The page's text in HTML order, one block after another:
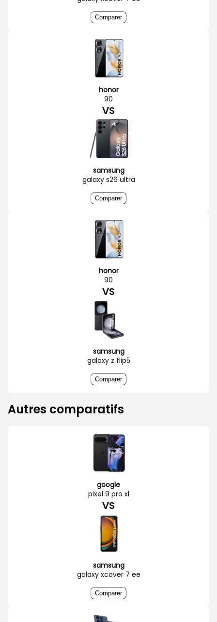
Comparer
honor
90
VS
samsung
galaxy s26 ultra
Comparer
honor
90
VS
samsung
galaxy z flip5
Comparer
Autres comparatifs
google
pixel 9 pro xl
VS
samsung
galaxy xcover 7 ee
Comparer